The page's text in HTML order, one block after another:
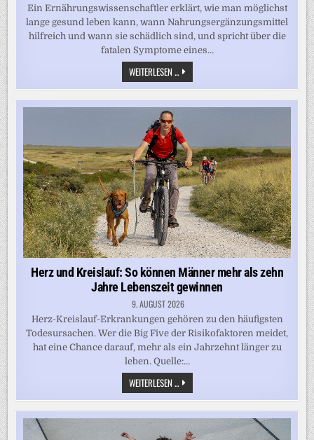
Ein Ernährungswissenschaftler erklärt, wie man möglichst
lange gesund leben kann, wann Nahrungsergänzungsmittel
hilfreich und wann sie schädlich sind, und spricht über die
fatalen Symptome eines…
WEITERLESEN ...GESUNDE
ERNÄHRUNG:
„MIT
DER
RICHTIGEN
KANN
MAN
MEHRERE
LEBENSJAHRE
RAUSSCHLAGEN“
Herz und Kreislauf: So können Männer mehr als zehn
Jahre Lebenszeit gewinnen
9. AUGUST 2026
Herz-Kreislauf-Erkrankungen gehören zu den häufigsten
Todesursachen. Wer die Big Five der Risikofaktoren meidet,
hat eine Chance darauf, mehr als ein Jahrzehnt länger zu
leben. Quelle:…
WEITERLESEN ... HERZ
UND
KREISLAUF:
SO
KÖNNEN
MEHR